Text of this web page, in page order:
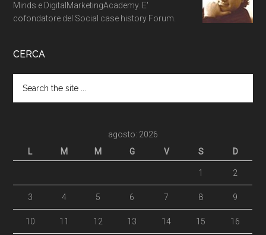
Minds e DigitalMarketingAcademy. E'
cofondatore del Social case history Forum.
CERCA
agosto: 2026
L
M M G V S D
1 2
3 4 5 6 7 8 9
10 11 12 13 14 15 16